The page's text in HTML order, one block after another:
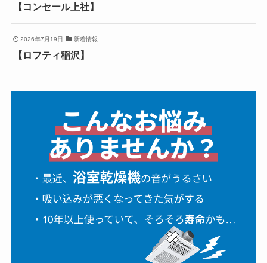
【コンセール上社】
2026年7月19日 新着情報
【ロフティ稲沢】